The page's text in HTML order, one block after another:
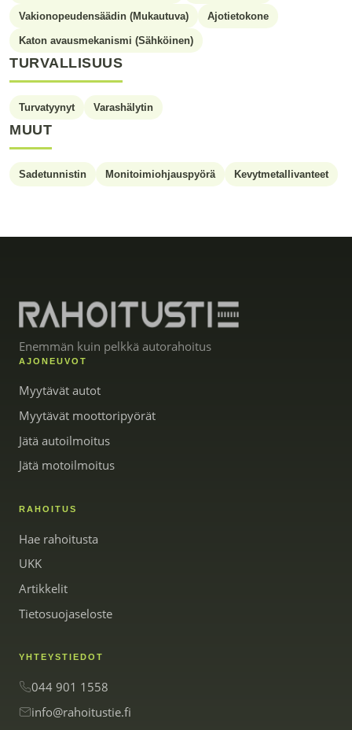
Vakionopeudensäädin (Mukautuva) Ajotietokone
Katon avausmekanismi (Sähköinen)
TURVALLISUUS
Turvatyynyt Varashälytin
MUUT
Sadetunnistin Monitoimiohjauspyörä Kevytmetallivanteet
Enemmän kuin pelkkä autorahoitus
AJONEUVOT
Myytävät autot
Myytävät moottoripyörät
Jätä autoilmoitus
Jätä motoilmoitus
RAHOITUS
Hae rahoitusta
UKK
Artikkelit
Tietosuojaseloste
YHTEYSTIEDOT
044 901 1558
info@rahoitustie.fi